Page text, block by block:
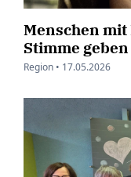
Menschen
Stimme geben
Region • 17.05.2026